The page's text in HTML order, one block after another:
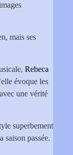
mais ses
Rebeca
évoque les
une vérité
superbement
saison passée.